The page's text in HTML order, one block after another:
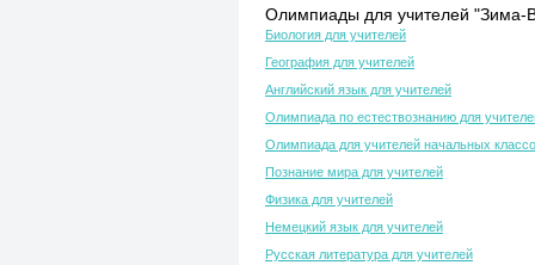
Олимпиады для учителей "Зима-
Биология для учителей
География для учителей
Английский язык для учителей
Олимпиада по естествознанию для
Олимпиада для учителей начальных
Познание мира для учителей
Физика для учителей
Немецкий язык для учителей
Русская литература для учителей